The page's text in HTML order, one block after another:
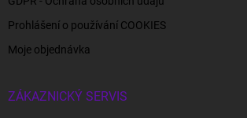
Prohlášení o používání COOKIES
Moje objednávka
ZÁKAZNICKÝ SERVIS